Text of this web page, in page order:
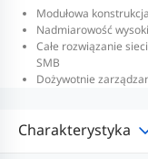
Modułowa
Nadmiarowość
Całe rozwiązanie
SMB
Dożywotnie
Charakterystyka